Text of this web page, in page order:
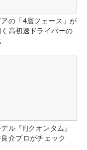
の「4層フェース」が
高初速ドライバーの
ル『FJクオンタム』
介プロがチェック